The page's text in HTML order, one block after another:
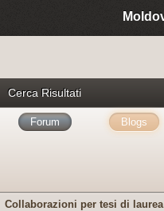
Cerca Risultati
Forum Blogs
Collaborazioni per tesi di laurea